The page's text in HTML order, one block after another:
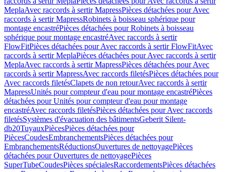
MeplaAvec raccords à sertir MapressPièces détachées pour Avec
raccords à sertir MapressRobinets à boisseau sphérique pour
montage encastréPièces détachées pour Robinets à boisseau
sphérique pour montage encastréAvec raccords à sertir
FlowFitPièces détachées pour Avec raccords à sertir FlowFitAvec
raccords à sertir MeplaPièces détachées pour Avec raccords à sertir
MeplaAvec raccords à sertir MapressPièces détachées pour Avec
raccords à sertir MapressAvec raccords filetésPièces détachées pour
Avec raccords filetésClapets de non retourAvec raccords à sertir
MapressUnités pour compteur d'eau pour montage encastréPièces
détachées pour Unités pour compteur d'eau pour montage
encastréAvec raccords filetésPièces détachées pour Avec raccords
filetésSystèmes d'évacuation des bâtimentsGeberit Silent-
db20TuyauxPiècesPièces détachées pour
PiècesCoudesEmbranchementsPièces détachées pour
EmbranchementsRéductionsOuvertures de nettoyagePièces
détachées pour Ouvertures de nettoyagePièces
SuperTubeCoudesPièces spécialesRaccordementsPièces détachées